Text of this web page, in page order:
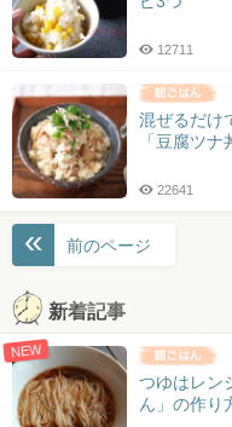
12711
混ぜるだけ
「豆腐ツナ
22641
投
稿
ナ
ビ
ゲ
ー
シ
前のページ
新着記事
NEW
つゆはレン
ん」の作り